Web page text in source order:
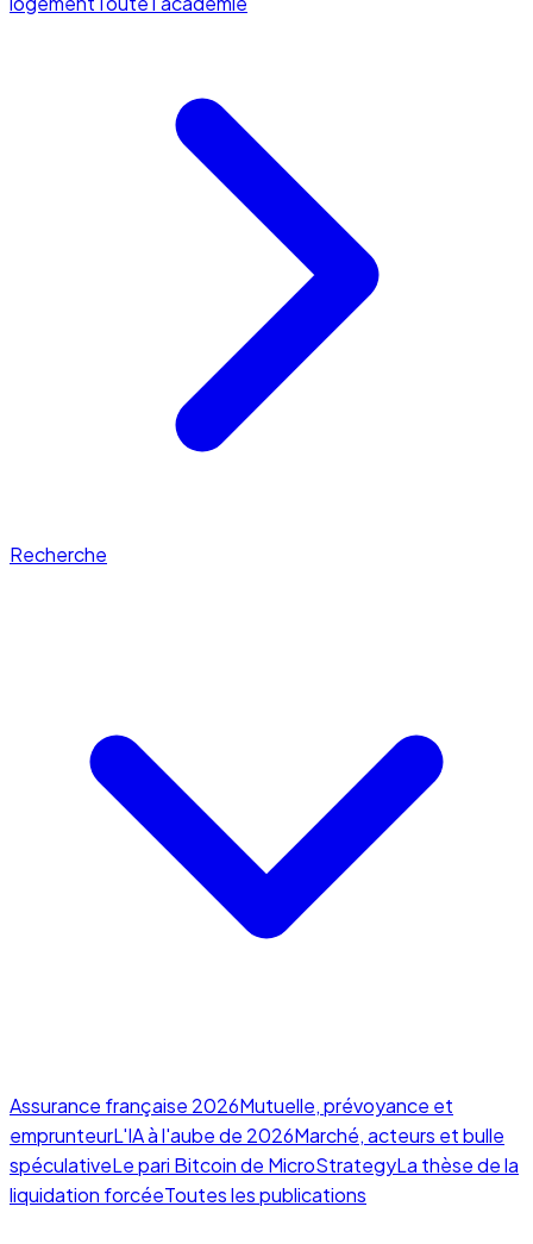
Recherche
Assurance française 2026Mutuelle, prévoyance et
emprunteurL'IA à l'aube de 2026Marché, acteurs et bulle
spéculativeLe pari Bitcoin de MicroStrategyLa thèse de la
liquidation forcéeToutes les publications